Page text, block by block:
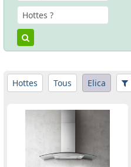
Hottes Tous Elica